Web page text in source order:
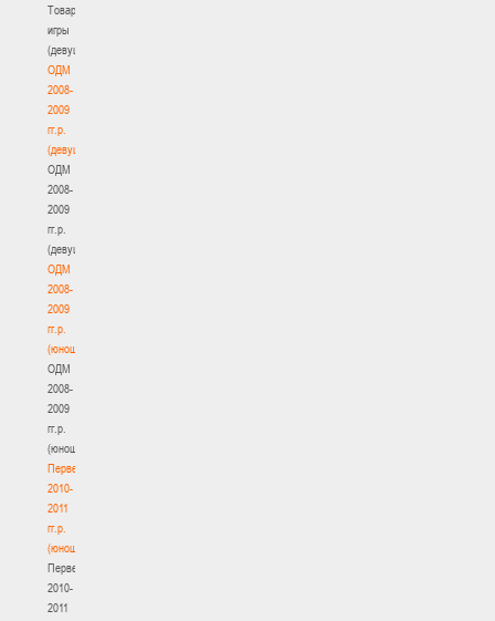
Товарищеские
игры
(девушки)
ОДМ
2008-
2009
гг.р.
(девушки)
ОДМ
2008-
2009
гг.р.
(девушки)
ОДМ
2008-
2009
гг.р.
(юноши)
ОДМ
2008-
2009
гг.р.
(юноши)
Первенство
2010-
2011
гг.р.
(юноши)
Первенство
2010-
2011